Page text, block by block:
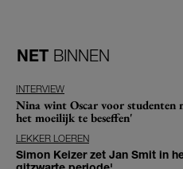
NET BINNEN
INTERVIEW
Nina wint Oscar voor
het moeilijk te beseffen'
LEKKER LOEREN
Simon Keizer zet Jan Smit in